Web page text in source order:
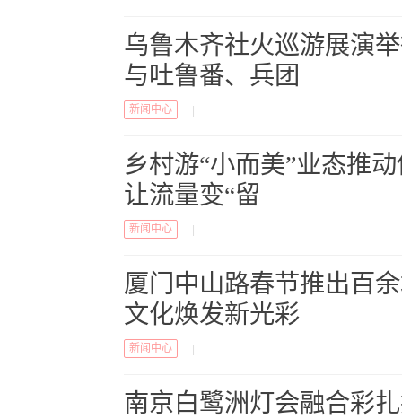
乌鲁木齐社火巡游展演
与吐鲁番、兵团
新闻中心
乡村游“小而美”业态推
让流量变“留
新闻中心
厦门中山路春节推出百
文化焕发新光彩
新闻中心
南京白鹭洲灯会融合彩